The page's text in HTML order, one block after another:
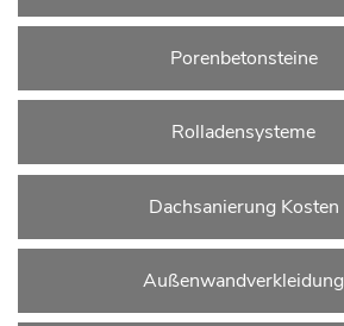
Porenbetonsteine
Rolladensysteme
Dachsanierung Kosten
Außenwandverkleidung